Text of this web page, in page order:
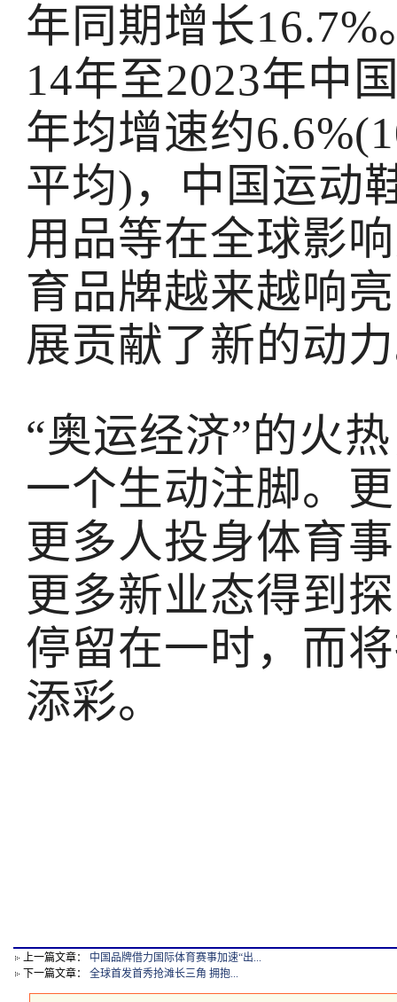
年同期增长
14年至2023年中
年均增速约
平均)，中国运动
用品等在全球影
育品牌越来越响
展贡献了新的动
“奥运经济”的火
一个生动注脚。
更多人投身体育
更多新业态得到
停留在一时，而
添彩。
上一篇文章： 中国品牌借力国际体育赛事加速“出...
下一篇文章： 全球首发首秀抢滩长三角 拥抱...